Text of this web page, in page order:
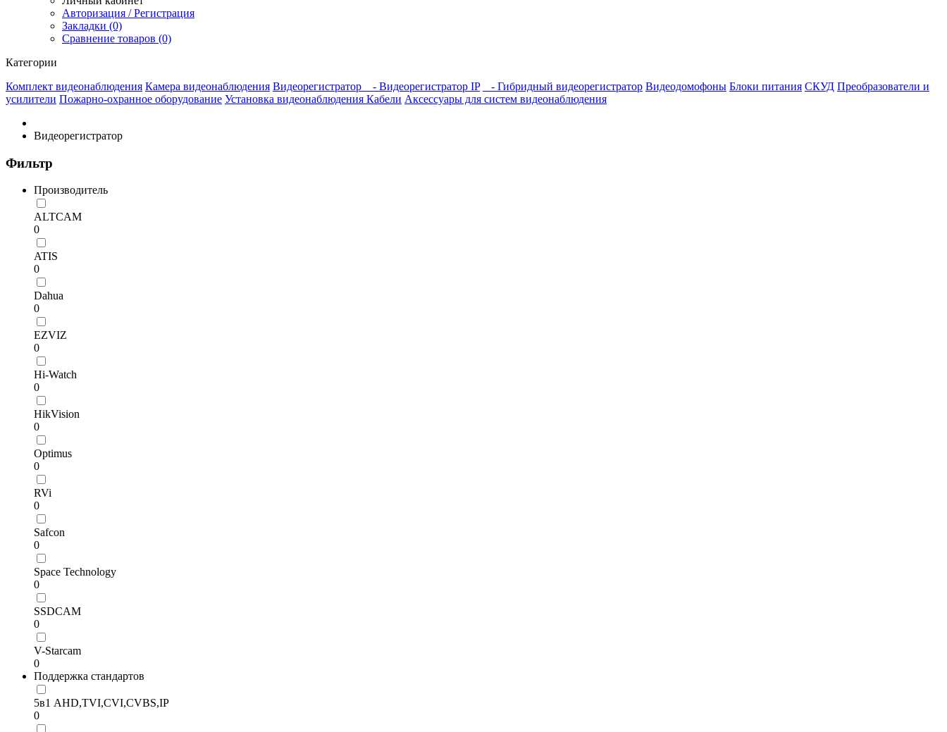
Авторизация / Регистрация
Закладки (0)
Сравнение товаров (0)
Категории
Комплект видеонаблюдения Камера видеонаблюдения Видеорегистратор - Видеорегистратор IP - Гибридный видеорегистратор Видеодомофоны Блоки питания СКУД Преобразователи и
усилители Пожарно-охранное оборудование Установка видеонаблюдения Кабели Аксессуары для систем видеонаблюдения
Видеорегистратор
Фильтр
Производитель
ALTCAM
0
ATIS
0
Dahua
0
EZVIZ
0
Hi-Watch
0
HikVision
0
Optimus
0
RVi
0
Safcon
0
Space Technology
0
SSDCAM
0
V-Starcam
0
Поддержка стандартов
5в1 AHD,TVI,CVI,CVBS,IP
0